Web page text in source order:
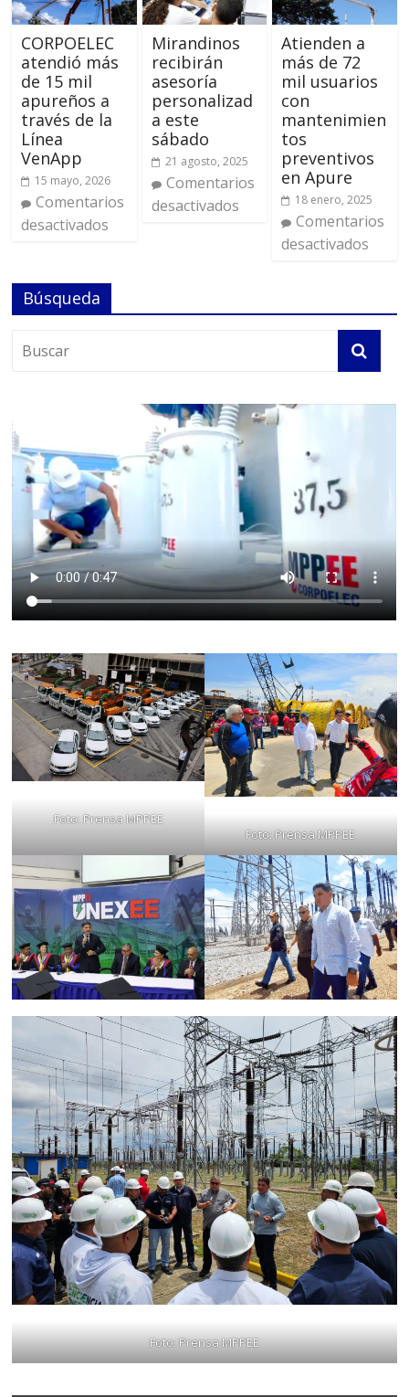
CORPOELEC
atendió más
de 15 mil
apureños a
través de la
Línea
VenApp
15 mayo, 2026
Comentarios
desactivados
Mirandinos
recibirán
asesoría
personalizad
a este
sábado
21 agosto, 2025
Comentarios
desactivados
Atienden a
más de 72
mil usuarios
con
mantenimien
tos
preventivos
en Apure
18 enero, 2025
Comentarios
desactivados
Búsqueda
Foto: Prensa MPPEE
Foto: Prensa MPPEE
Foto: Prensa MPPEE